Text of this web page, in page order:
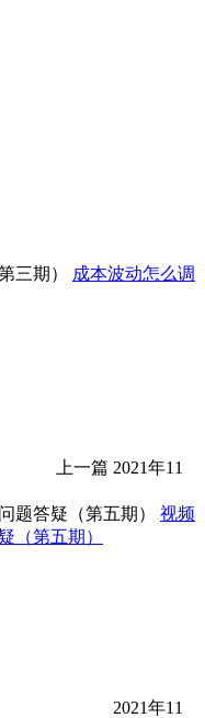
成本波动怎么调
上一篇 2021年11
视频
（第五期）
2021年11